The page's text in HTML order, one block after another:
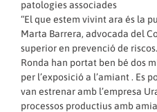
patologies associades
“El que estem vivint ara és la
Marta Barrera, advocada del
superior en prevenció de
Ronda han portat ben bé dos
per l’exposició a l’amiant . Es
van estrenar amb l’empresa
processos productius amb